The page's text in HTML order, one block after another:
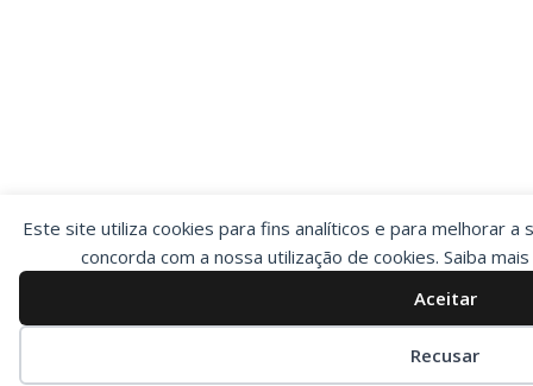
Este site utiliza cookies para fins analíticos e para melhorar a
concorda com a nossa utilização de cookies. Saiba
Aceitar
Recusar